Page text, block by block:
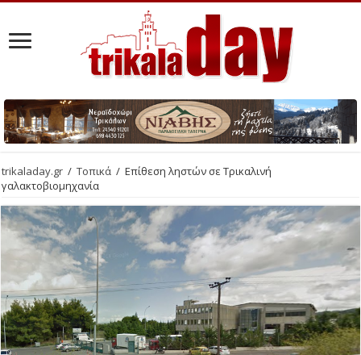
trikaladay.gr / Τοπικά / Επίθεση ληστών σε Τρικαλινή
γαλακτοβιομηχανία